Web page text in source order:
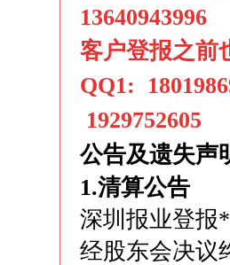
13640943996
客户登报之前
QQ1:
1929752605
公告及遗失声
1.清算公告
深圳报业登
经股东会决议